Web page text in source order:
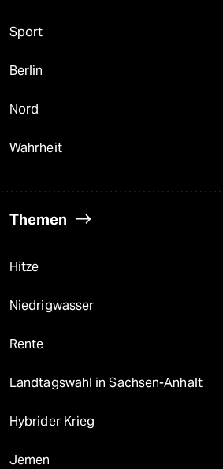
Sport
Berlin
Nord
Wahrheit
Themen
Hitze
Niedrigwasser
Rente
Landtagswahl in Sachsen-Anhalt
Hybrider Krieg
Jemen